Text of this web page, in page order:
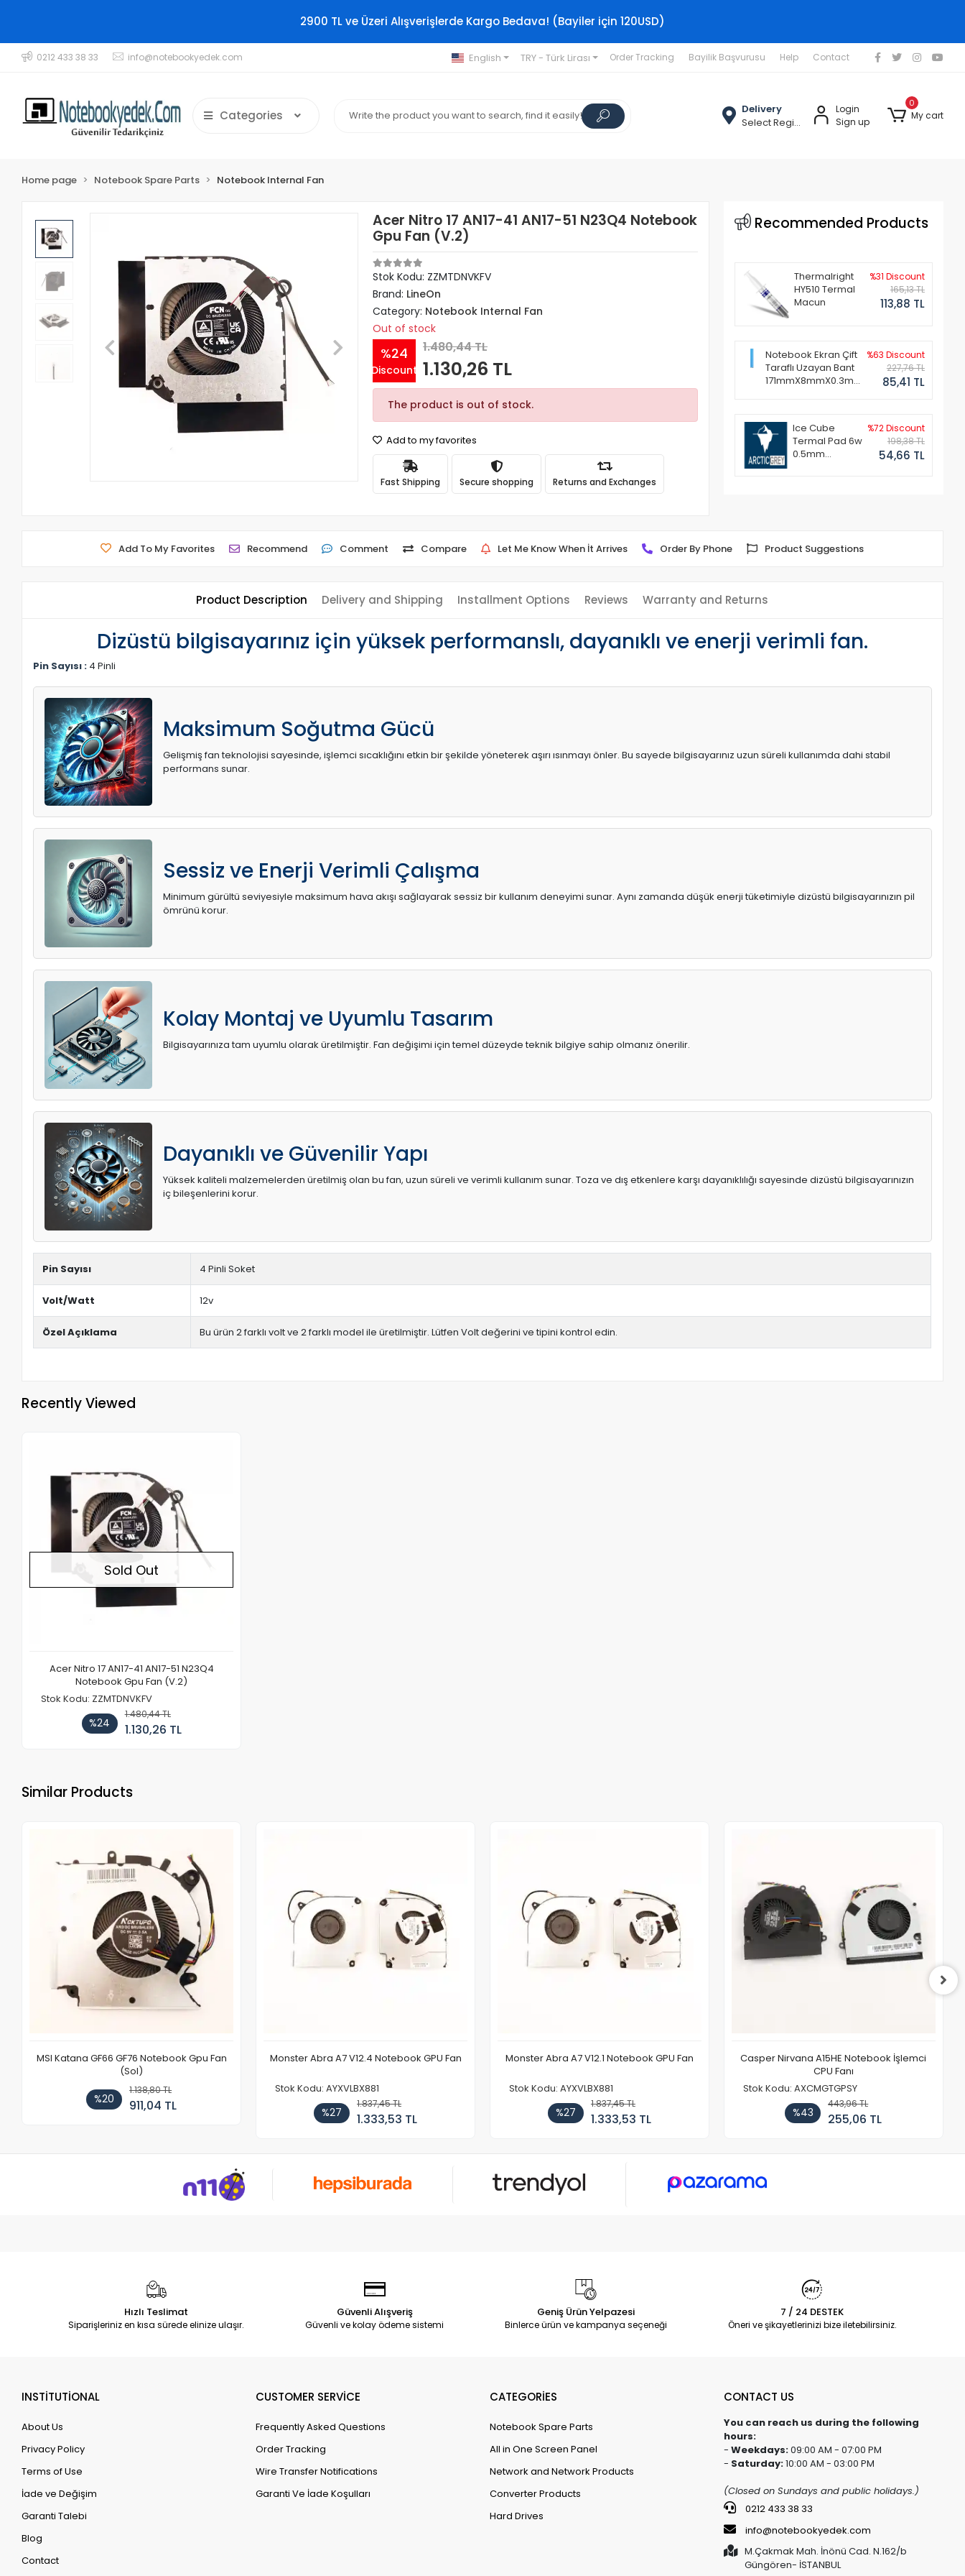
2900 TL ve Üzeri Alışverişlerde Kargo Bedava! (Bayiler için 120USD)
0212 433 38 33 info@notebookyedek.com English TRY - Türk Lirası Order Tracking Bayilik Başvurusu Help Contact
Categories
Delivery
Select Region
Login
Sign up
0
My cart
Home page Notebook Spare Parts Notebook Internal Fan
Acer Nitro 17 AN17-41 AN17-51 N23Q4 Notebook
Gpu Fan (V.2)
Stok Kodu: ZZMTDNVKFV
Brand: LineOn
Category: Notebook Internal Fan
Out of stock
%24
Discount
1.480,44 TL
1.130,26 TL
The product is out of stock.
Add to my favorites
Fast Shipping Secure shopping Returns and Exchanges
Recommended Products
Thermalright
HY510 Termal
Macun
%31 Discount
165,13 TL
113,88 TL
Notebook Ekran Çift
Taraflı Uzayan Bant
171mmX8mmX0.3mm
%63 Discount
227,76 TL
85,41 TL
Ice Cube
Termal Pad 6w
0.5mm
%72 Discount
198,38 TL
54,66 TL
Add To My Favorites Recommend Comment Compare Let Me Know When İt Arrives Order By Phone Product Suggestions
Product Description Delivery and Shipping Installment Options Reviews Warranty and Returns
Dizüstü bilgisayarınız için yüksek performanslı, dayanıklı ve enerji verimli fan.
Pin Sayısı : 4 Pinli
Maksimum Soğutma Gücü
Gelişmiş fan teknolojisi sayesinde, işlemci sıcaklığını etkin bir şekilde yöneterek aşırı ısınmayı önler. Bu sayede bilgisayarınız uzun süreli kullanımda dahi stabil
performans sunar.
Sessiz ve Enerji Verimli Çalışma
Minimum gürültü seviyesiyle maksimum hava akışı sağlayarak sessiz bir kullanım deneyimi sunar. Aynı zamanda düşük enerji tüketimiyle dizüstü bilgisayarınızın pil
ömrünü korur.
Kolay Montaj ve Uyumlu Tasarım
Bilgisayarınıza tam uyumlu olarak üretilmiştir. Fan değişimi için temel düzeyde teknik bilgiye sahip olmanız önerilir.
Dayanıklı ve Güvenilir Yapı
Yüksek kaliteli malzemelerden üretilmiş olan bu fan, uzun süreli ve verimli kullanım sunar. Toza ve dış etkenlere karşı dayanıklılığı sayesinde dizüstü bilgisayarınızın
iç bileşenlerini korur.
Pin Sayısı 4 Pinli Soket
Volt/Watt 12v
Özel Açıklama Bu ürün 2 farklı volt ve 2 farklı model ile üretilmiştir. Lütfen Volt değerini ve tipini kontrol edin.
Recently Viewed
Sold Out
Acer Nitro 17 AN17-41 AN17-51 N23Q4
Notebook Gpu Fan (V.2)
Stok Kodu: ZZMTDNVKFV
%24
1.480,44 TL
1.130,26 TL
Similar Products
MSI Katana GF66 GF76 Notebook Gpu Fan
(Sol)
%20
1.138,80 TL
911,04 TL
Monster Abra A7 V12.4 Notebook GPU Fan
Stok Kodu: AYXVLBX881
%27
1.837,45 TL
1.333,53 TL
Monster Abra A7 V12.1 Notebook GPU Fan
Stok Kodu: AYXVLBX881
%27
1.837,45 TL
1.333,53 TL
Casper Nirvana A15HE Notebook İşlemci
CPU Fanı
Stok Kodu: AXCMGTGPSY
%43
443,96 TL
255,06 TL
Hızlı Teslimat
Siparişleriniz en kısa sürede elinize ulaşır.
Güvenli Alışveriş
Güvenli ve kolay ödeme sistemi
Geniş Ürün Yelpazesi
Binlerce ürün ve kampanya seçeneği
7 / 24 DESTEK
Öneri ve şikayetlerinizi bize iletebilirsiniz.
INSTİTUTİONAL
About Us
Privacy Policy
Terms of Use
İade ve Değişim
Garanti Talebi
Blog
Contact
CUSTOMER SERVİCE
Frequently Asked Questions
Order Tracking
Wire Transfer Notifications
Garanti Ve İade Koşulları
CATEGORİES
Notebook Spare Parts
All in One Screen Panel
Network and Network Products
Converter Products
Hard Drives
CONTACT US
You can reach us during the following
hours:
- Weekdays:09:00 AM - 07:00 PM
- Saturday:10:00 AM - 03:00 PM
(Closed on Sundays and public holidays.)
0212 433 38 33
info@notebookyedek.com
M.Çakmak Mah. İnönü Cad. N.162/b
Güngören- İSTANBUL